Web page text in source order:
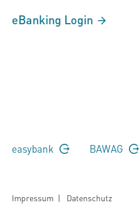
eBanking Login
easybank BAWAG
Impressum | Datenschutz